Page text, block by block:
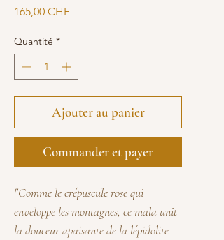
165,00 CHFPrix
Quantité *
Ajouter au panier
Commander et payer
"Comme le crépuscule rose qui
enveloppe les montagnes, ce mala unit
la douceur apaisante de la lépidolite